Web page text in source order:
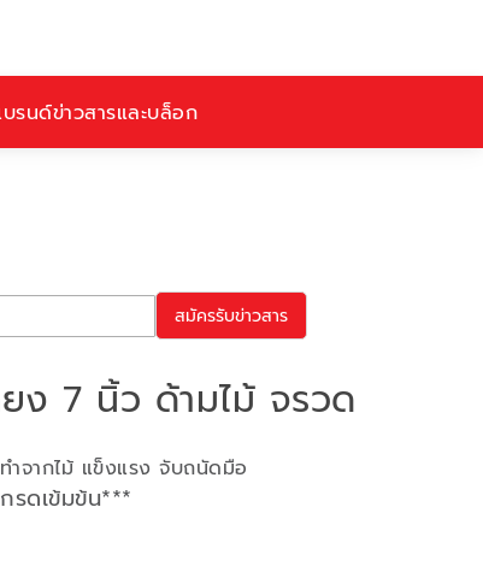
รนด์ข่าวสารและบล็อก
ง 7 นิ้ว ด้ามไม้ จรวด
จากไม้ แข็งแรง จับถนัดมือ
รดเข้มข้น***
สมัครรับข่าวสาร